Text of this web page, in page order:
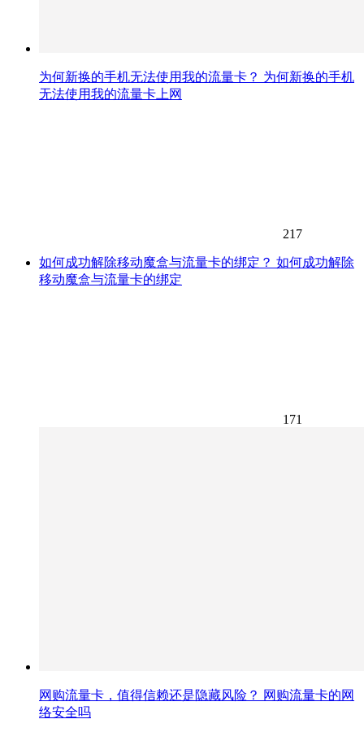
为何新换的手机无法使用我的流量卡？ 为何新换的手机
无法使用我的流量卡上网
217
如何成功解除移动魔盒与流量卡的绑定？ 如何成功解除
移动魔盒与流量卡的绑定
171
网购流量卡，值得信赖还是隐藏风险？ 网购流量卡的网
络安全吗